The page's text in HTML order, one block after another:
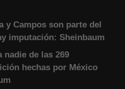
y Campos son parte del
imputación: Sheinbaum
nadie de las 269
hechas por México